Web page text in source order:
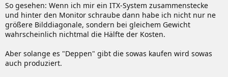
So gesehen: Wenn ich mir ein ITX-System zusammenstecke
und hinter den Monitor schraube dann habe ich nicht nur ne
größere Bilddiagonale, sondern bei gleichem Gewicht
wahrscheinlich nichtmal die Hälfte der Kosten.
Aber solange es "Deppen" gibt die sowas kaufen wird sowas
auch produziert.